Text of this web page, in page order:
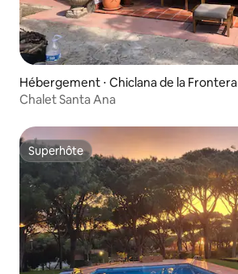
Hébergement ⋅ Chiclana de la Frontera
Chalet Santa Ana
Superhôte
Superhôte